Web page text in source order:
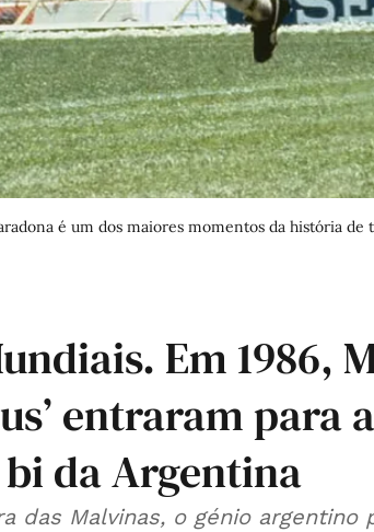
é um dos maiores momentos da história de
Em 1986,
entraram para a
da Argentina
das Malvinas, o génio argentino